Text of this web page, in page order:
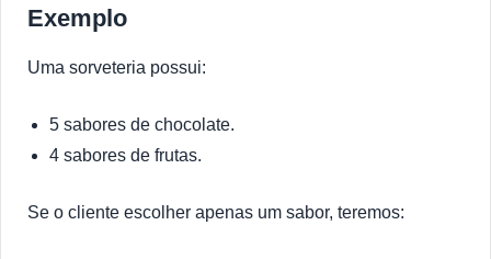
Exemplo
Uma sorveteria possui:
5 sabores de chocolate.
4 sabores de frutas.
Se o cliente escolher apenas um sabor, teremos: